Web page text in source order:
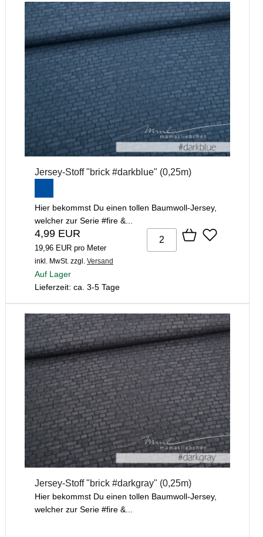
Jersey-Stoff "brick #darkblue" (0,25m)
Hier bekommst Du einen tollen Baumwoll-Jersey,
welcher zur Serie #fire &...
4,99 EUR
19,96 EUR pro Meter
inkl. MwSt. zzgl. Versand
Auf Lager
Lieferzeit: ca. 3-5 Tage
Jersey-Stoff "brick #darkgray" (0,25m)
Hier bekommst Du einen tollen Baumwoll-Jersey,
welcher zur Serie #fire &...